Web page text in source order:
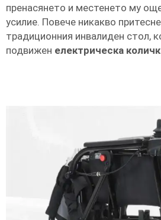
пренасянето и местенето му
усилие. Повече никакво
традиционния инвалиден стол,
подвижен електрическа